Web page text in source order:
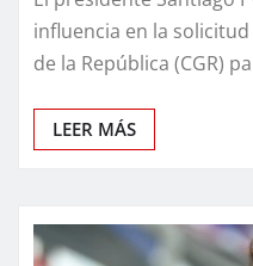
influencia en la
de la República (CGR)
LEER MÁS